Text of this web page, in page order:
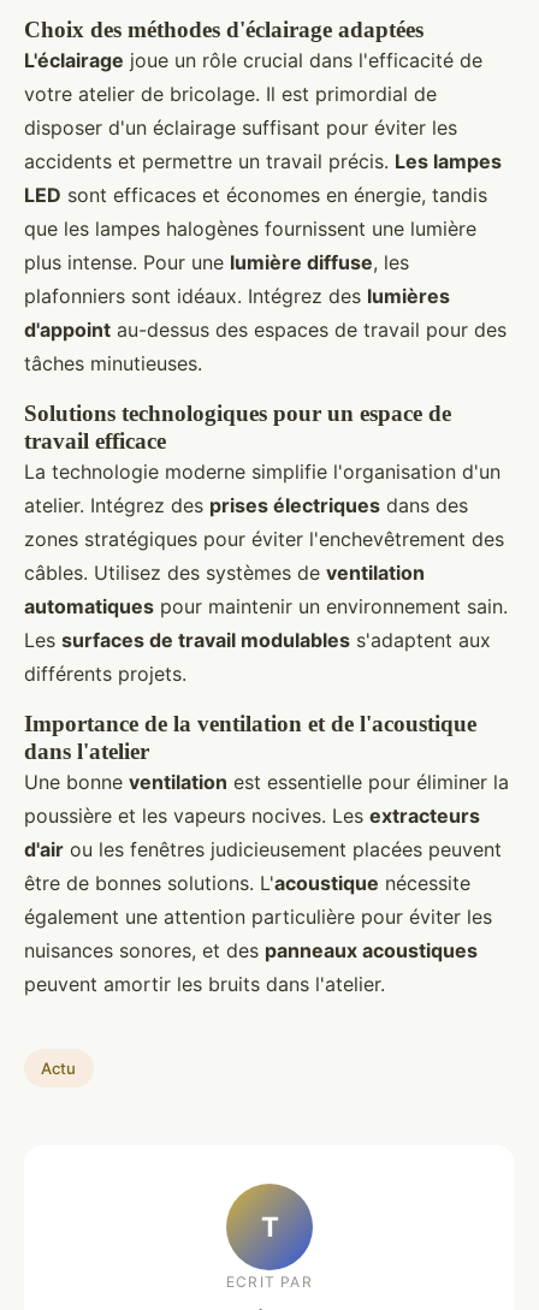
Choix des méthodes d'éclairage adaptées
L'éclairage joue un rôle crucial dans l'efficacité de
votre atelier de bricolage. Il est primordial de
disposer d'un éclairage suffisant pour éviter les
accidents et permettre un travail précis. Les lampes
LED sont efficaces et économes en énergie, tandis
que les lampes halogènes fournissent une lumière
plus intense. Pour une lumière diffuse, les
plafonniers sont idéaux. Intégrez des lumières
d'appoint au-dessus des espaces de travail pour des
tâches minutieuses.
Solutions technologiques pour un espace de
travail efficace
La technologie moderne simplifie l'organisation d'un
atelier. Intégrez des prises électriques dans des
zones stratégiques pour éviter l'enchevêtrement des
câbles. Utilisez des systèmes de ventilation
automatiques pour maintenir un environnement sain.
Les surfaces de travail modulables s'adaptent aux
différents projets.
Importance de la ventilation et de l'acoustique
dans l'atelier
Une bonne ventilation est essentielle pour éliminer la
poussière et les vapeurs nocives. Les extracteurs
d'air ou les fenêtres judicieusement placées peuvent
être de bonnes solutions. L'acoustique nécessite
également une attention particulière pour éviter les
nuisances sonores, et des panneaux acoustiques
peuvent amortir les bruits dans l'atelier.
Actu
T
ECRIT PAR